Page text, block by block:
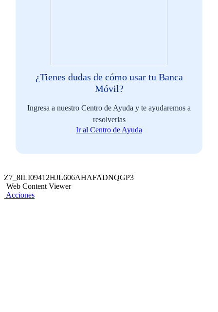
¿Tienes dudas de cómo usar tu Banca
Móvil?
Ingresa a nuestro Centro de Ayuda y te ayudaremos a
resolverlas
Ir al Centro de Ayuda
Z7_8ILI09412HJL606AHAFADNQGP3
Web Content Viewer
Acciones